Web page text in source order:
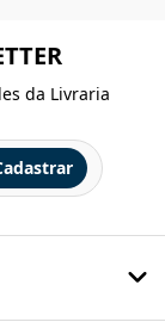
da Livraria